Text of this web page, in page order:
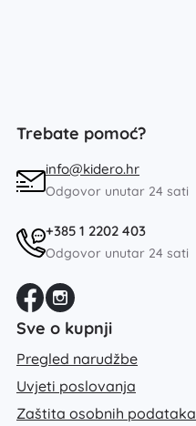
Trebate pomoć?
info@kidero.hr
Odgovor unutar 24 sati
+385 1 2202 403
Odgovor unutar 24 sati
Sve o kupnji
Pregled narudžbe
Uvjeti poslovanja
Zaštita osobnih podataka